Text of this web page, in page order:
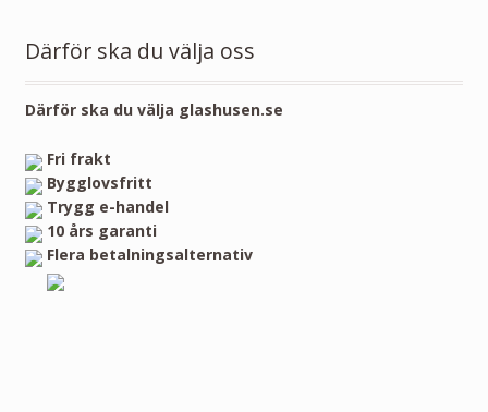
Därför ska du välja oss
Därför ska du välja glashusen.se
Fri frakt
Bygglovsfritt
Trygg e-handel
10 års garanti
Flera betalningsalternativ